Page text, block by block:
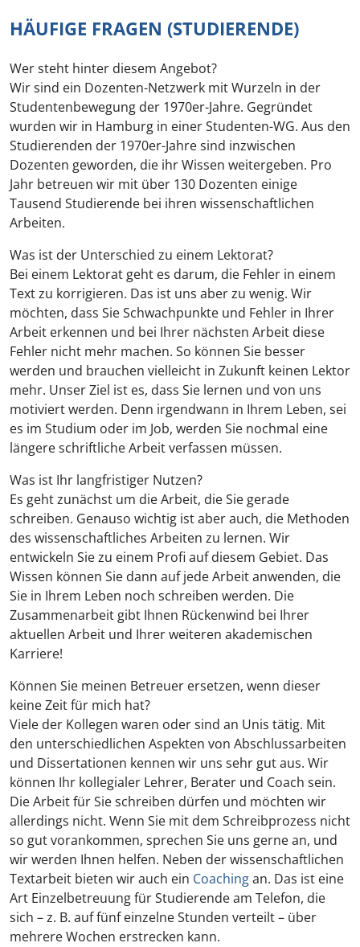
HÄUFIGE FRAGEN (STUDIERENDE)
Wer steht hinter diesem Angebot?
Wir sind ein Dozenten-Netzwerk mit Wurzeln in der
Studentenbewegung der 1970er-Jahre. Gegründet
wurden wir in Hamburg in einer Studenten-WG. Aus den
Studierenden der 1970er-Jahre sind inzwischen
Dozenten geworden, die ihr Wissen weitergeben. Pro
Jahr betreuen wir mit über 130 Dozenten einige
Tausend Studierende bei ihren wissenschaftlichen
Arbeiten.
Was ist der Unterschied zu einem Lektorat?
Bei einem Lektorat geht es darum, die Fehler in einem
Text zu korrigieren. Das ist uns aber zu wenig. Wir
möchten, dass Sie Schwachpunkte und Fehler in Ihrer
Arbeit erkennen und bei Ihrer nächsten Arbeit diese
Fehler nicht mehr machen. So können Sie besser
werden und brauchen vielleicht in Zukunft keinen Lektor
mehr. Unser Ziel ist es, dass Sie lernen und von uns
motiviert werden. Denn irgendwann in Ihrem Leben, sei
es im Studium oder im Job, werden Sie nochmal eine
längere schriftliche Arbeit verfassen müssen.
Was ist Ihr langfristiger Nutzen?
Es geht zunächst um die Arbeit, die Sie gerade
schreiben. Genauso wichtig ist aber auch, die Methoden
des wissenschaftliches Arbeiten zu lernen. Wir
entwickeln Sie zu einem Profi auf diesem Gebiet. Das
Wissen können Sie dann auf jede Arbeit anwenden, die
Sie in Ihrem Leben noch schreiben werden. Die
Zusammenarbeit gibt Ihnen Rückenwind bei Ihrer
aktuellen Arbeit und Ihrer weiteren akademischen
Karriere!
Können Sie meinen Betreuer ersetzen, wenn dieser
keine Zeit für mich hat?
Viele der Kollegen waren oder sind an Unis tätig. Mit
den unterschiedlichen Aspekten von Abschlussarbeiten
und Dissertationen kennen wir uns sehr gut aus. Wir
können Ihr kollegialer Lehrer, Berater und Coach sein.
Die Arbeit für Sie schreiben dürfen und möchten wir
allerdings nicht. Wenn Sie mit dem Schreibprozess nicht
so gut vorankommen, sprechen Sie uns gerne an, und
wir werden Ihnen helfen. Neben der wissenschaftlichen
Textarbeit bieten wir auch ein Coachingan. Das ist eine
Art Einzelbetreuung für Studierende am Telefon, die
sich – z. B. auf fünf einzelne Stunden verteilt – über
mehrere Wochen erstrecken kann.